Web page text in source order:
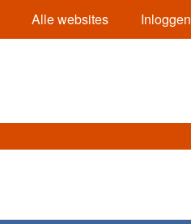
Alle websites Inloggen